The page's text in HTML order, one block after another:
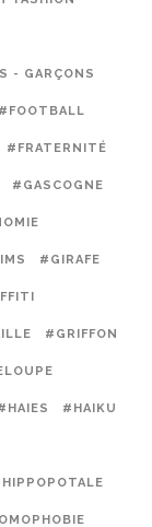
- GARÇONS
#FOOTBALL
#FRATERNITÉ
#GASCOGNE
#GIRAFE
#GRIFFON
#HAIKU